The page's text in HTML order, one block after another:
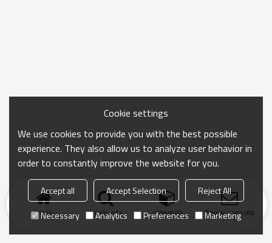
Inicio búsqueda categoría Enviar consulta
Cookie settings
We use cookies to provide you with the best possible
experience. They also allow us to analyze user behavior in
order to constantly improve the website for you.
Accept all Accept Selection
Reject All
Necessary
Analytics Preferences Marketing